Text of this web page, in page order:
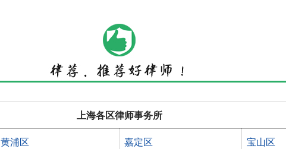
上海各区律师事务所
黄浦区 嘉定区 宝山区